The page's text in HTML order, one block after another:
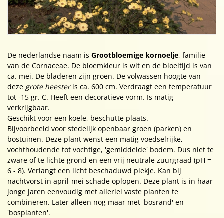
De nederlandse naam is Grootbloemige kornoelje, familie
van de Cornaceae. De bloemkleur is wit en de bloeitijd is van
ca. mei. De bladeren zijn groen. De volwassen hoogte van
deze grote heesteris ca. 600 cm. Verdraagt een temperatuur
tot -15 gr. C. Heeft een decoratieve vorm. Is matig
verkrijgbaar.
Geschikt voor een koele, beschutte plaats.
Bijvoorbeeld voor stedelijk openbaar groen (parken) en
bostuinen. Deze plant wenst een matig voedselrijke,
vochthoudende tot vochtige, 'gemiddelde' bodem. Dus niet te
zware of te lichte grond en een vrij neutrale zuurgraad (pH =
6 - 8). Verlangt een licht beschaduwd plekje. Kan bij
nachtvorst in april-mei schade oplopen. Deze plant is in haar
jonge jaren eenvoudig met allerlei vaste planten te
combineren. Later alleen nog maar met 'bosrand' en
'bosplanten'.